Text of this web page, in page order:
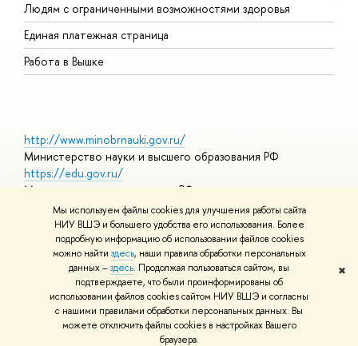
Мы используем файлы cookies для улучшения работы сайта
НИУ ВШЭ и большего удобства его использования. Более
подробную информацию об использовании файлов cookies
можно найти здесь, наши правила обработки персональных
данных –здесь. Продолжая пользоваться сайтом, вы
подтверждаете, что были проинформированы об
использовании файлов cookies сайтом НИУ ВШЭ и согласны
с нашими правилами обработки персональных данных. Вы
можете отключить файлы cookies в настройках Вашего
браузера.
✖
Людям с ограниченными возможностями здоровья
Единая платежная страница
Работа в Вышке
http://www.minobrnauki.gov.ru/
Министерство науки и высшего образования РФ
https://edu.gov.ru/
Министерство просвещения РФ
https://elearning.hse.ru/mooc
Массовые открытые онлайн-курсы
© НИУ ВШЭ 1993–2026 Адреса и контактыУсловия
использования материалов Политика конфиденциальности
Шрифты HSE Sans и HSE Slab разработаны вШколе дизайна НИУ